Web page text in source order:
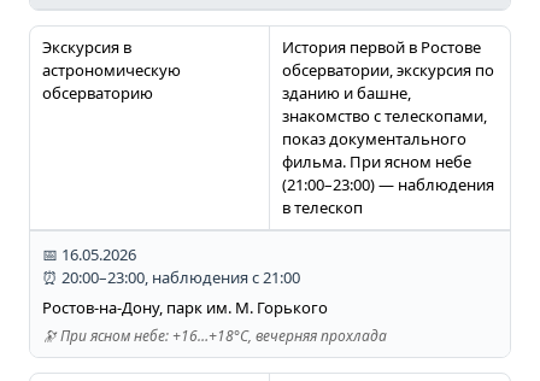
Экскурсия в
астрономическую
обсерваторию
История первой в Ростове
обсерватории, экскурсия по
зданию и башне,
знакомство с телескопами,
показ документального
фильма. При ясном небе
(21:00–23:00) — наблюдения
в телескоп
📅 16.05.2026
⏰ 20:00–23:00, наблюдения с 21:00
Ростов-на-Дону, парк им. М. Горького
🔭 При ясном небе: +16…+18°C, вечерняя прохлада